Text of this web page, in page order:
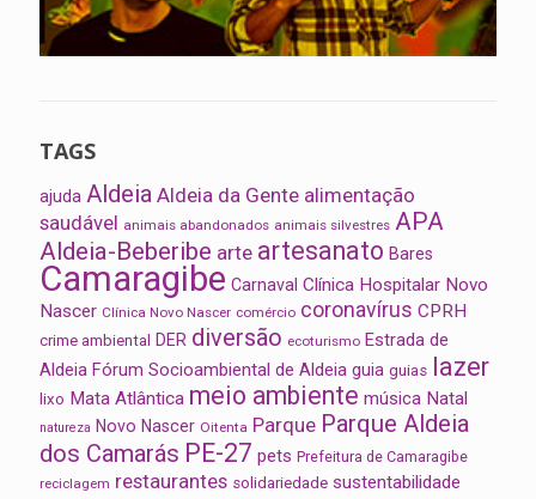
TAGS
ajuda Aldeia Aldeia da Gente alimentação
saudável animais abandonados animais silvestres APA
Aldeia-Beberibe arte artesanato Bares
Camaragibe Carnaval Clínica Hospitalar Novo
Nascer Clínica Novo Nascer comércio coronavírus CPRH
crime ambiental DER diversão ecoturismo Estrada de
Aldeia Fórum Socioambiental de Aldeia guia guias lazer
lixo Mata Atlântica meio ambiente música Natal
natureza Novo Nascer Oitenta Parque Parque Aldeia
dos Camarás PE-27 pets Prefeitura de Camaragibe
reciclagem restaurantes solidariedade sustentabilidade